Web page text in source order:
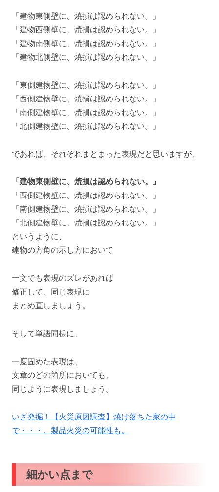
「建物東側壁に、焼損は認められない。」
「建物西側壁に、焼損は認められない。」
「建物南側壁に、焼損は認められない。」
「建物北側壁に、焼損は認められない。」
「東側建物壁に、焼損は認められない。」
「西側建物壁に、焼損は認められない。」
「南側建物壁に、焼損は認められない。」
「北側建物壁に、焼損は認められない。」
であれば、それぞれまとまった表現だと思いますが、
「建物東側壁に、焼損は認められない。」
「西側建物壁に、焼損は認められない。」
「南側建物壁に、焼損は認められない。」
「北側建物壁に、焼損は認められない。」
というように、
建物の方角の示し方において
一文でも表現のズレがあれば
修正して、同じ表現に
まとめ直しましょう。
そして単語同様に、
一度固めた表現は、
文章のどの箇所においても、
同じように表現しましょう。
いざ発掘！【火災原因調査】焼け落ちた家の中
で・・・。製品火災の可能性も。
細かい点まで